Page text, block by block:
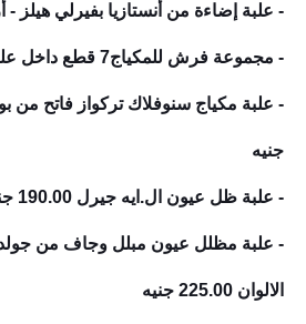
- علبة إضاءة من أنستازيا بفيرلي هيلز -
- مجموعة فرش للمكياج7 قطع داخل علبة معدن
- علبة مكياج سنوفلاك تركواز فاتح من
جنيه
- علبة ظل عيون ال.ايه جيرل 190.00 جنيه
الالوان 225.00 جنيه